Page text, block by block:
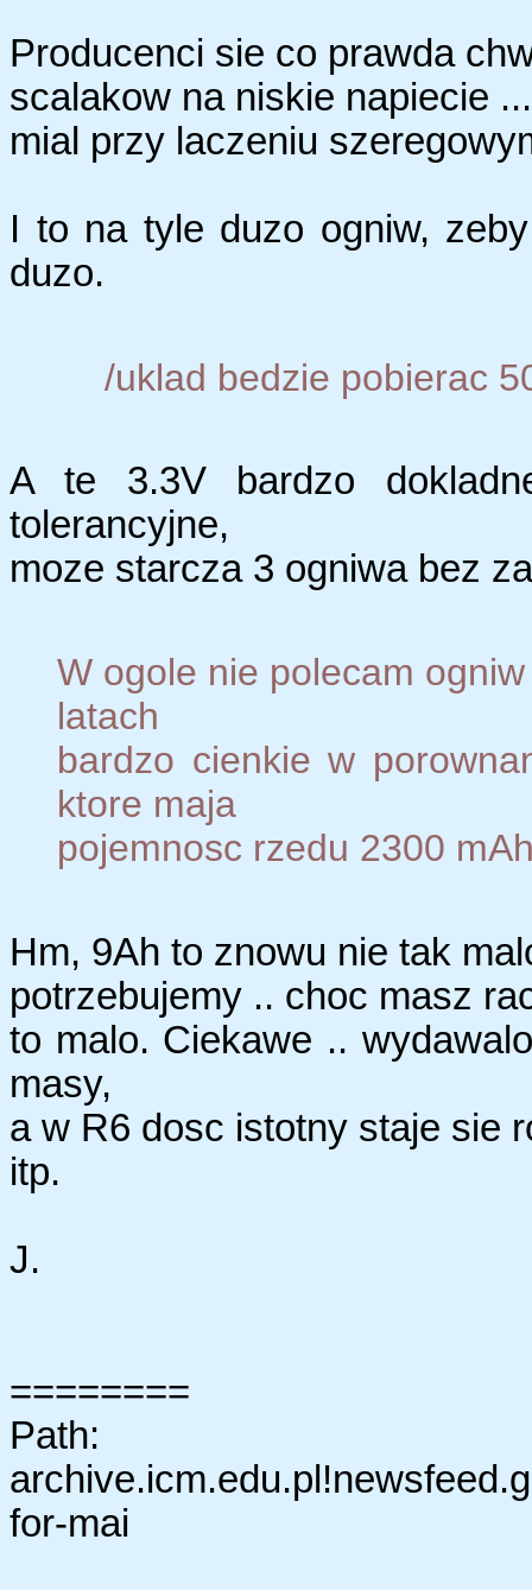
Producenci sie co prawda
scalakow na niskie napiecie
mial przy laczeniu
I to na tyle duzo ogniw,
duzo.
/uklad bedzie pobierac
A te 3.3V bardzo
tolerancyjne,
moze starcza 3 ogniwa bez
W ogole nie polecam
latach
bardzo cienkie w
ktore maja
pojemnosc rzedu 2300
Hm, 9Ah to znowu nie tak
potrzebujemy .. choc masz
to malo. Ciekawe ..
masy,
a w R6 dosc istotny staje sie
itp.
J.
========
for-mai